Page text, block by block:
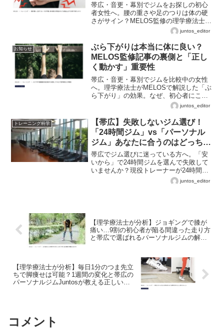
帯広・音更・幕別でジムをお探しの初心
者女性へ。腰の重さや足のつりは体の硬
さがサイン？MELOS監修の理学療法士が
お風呂上がりの30秒簡単ケアを優しく解
juntos_editor
お知らせ
ぶら下がりは本当に体に良い？
MELOS監修記事の裏側と「正し
く動かす」重要性
帯広・音更・幕別でジムを比較中の女性
へ。理学療法士がMELOSで解説した「ぶ
ら下がり」の効果。なぜ、初心者にこそ
「正しくぶら下がる」分析が必要なの
juntos_editor
トレーニング科学
【帯広】失敗しないジム選び！
「24時間ジム」vs「パーソナル
ジム」あなたに合うのはどっち？
プロが徹底比較
帯広でジム選びに迷っている方へ。「安
いから」で24時間ジムを選んで失敗して
いませんか？現役トレーナーが24時間ジ
ムとパーソナルジムの向き不向きを徹底
比較。あなたに本当に合うジムと、最も
juntos_editor
【理学療法士が分析】ジョギングで膝が
痛い…9割の初心者が陥る間違った走り方
と帯広で選ばれるパーソナルジムの解決
【理学療法士が分析】毎日1分のつま先立
ちで脚痩せは可能？1週間の変化と帯広の
パーソナルジムJuntosが教える正しいフ
コメント